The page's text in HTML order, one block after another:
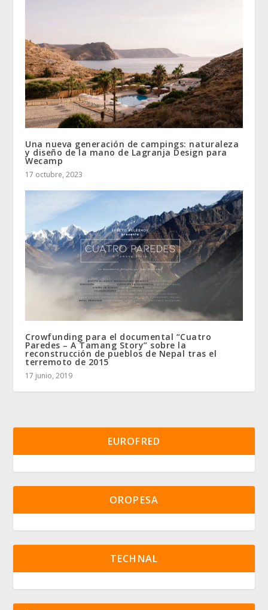
Una nueva generación de campings: naturaleza
y diseño de la mano de Lagranja Design para
Wecamp
17 octubre, 2023
Crowfunding para el documental “Cuatro
Paredes – A Tamang Story” sobre la
reconstrucción de pueblos de Nepal tras el
terremoto de 2015
17 junio, 2019
EUROFRED
OROPESA
TECHNAL